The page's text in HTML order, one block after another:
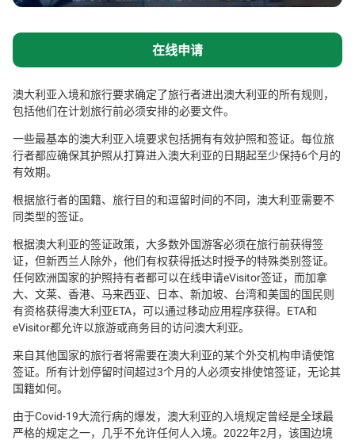
在线申请
澳大利亚入境和旅行要求确定了旅行者进出澳大利亚的所有规则，
包括他们在计划旅行前必须安排的必要文件。
一些最基本的澳大利亚入境要求包括拥有有效护照和签证。每位旅
行者都应确保其护照从打算进入澳大利亚的日期起至少保持6个月的
有效期。
根据旅行者的国籍、旅行目的和逗留时间的不同，澳大利亚需要不
同类型的签证。
根据澳大利亚的签证政策，大多数外国游客必须在旅行前获得签
证，但新西兰人除外，他们有权获得抵达时授予的特殊类别签证。
任何欧洲国家的护照持有者都可以在线申请eVisitor签证，而加拿
大、文莱、香港、马来西亚、日本、新加坡、台湾和美国的国民则
有资格获得澳大利亚ETA，可以通过移动应用程序获得。ETA和
eVisitor都允许以旅游或商务目的访问澳大利亚。
来自其他国家的旅行者将需要在澳大利亚的某个外交机构申请使馆
签证。所有计划停留时间超过3个月的人必须安排使馆签证，无论其
国籍如何。
由于Covid-19大流行病的爆发，澳大利亚的入境规定曾经是全球最
严格的规定之一，几乎不允许任何人入境。2022年2月，该国边境